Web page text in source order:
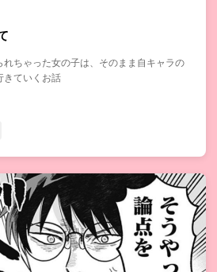
ちゃった女の子は、そのまま自キャラの
きていくお話